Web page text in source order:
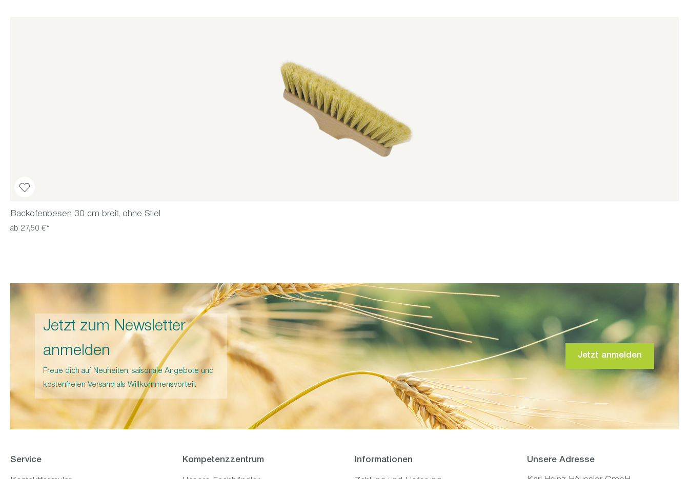
Backofenbesen 30 cm breit, ohne Stiel
ab 27,50 €*
Jetzt zum Newsletter
anmelden
Freue dich auf Neuheiten, saisonale Angebote und
kostenfreien Versand als Willkommensvorteil.
Jetzt anmelden
Service Kompetenzzentrum Informationen Unsere Adresse